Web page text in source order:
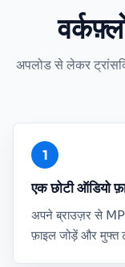
अपलोड से लेकर
एक छोटी ऑडियो
अपने ब्राउज़र से
फ़ाइल जोड़ें और मुफ्त